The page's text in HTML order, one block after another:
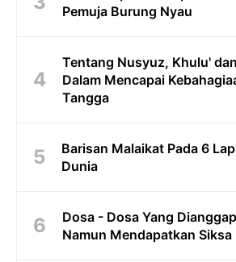
Pemuja Burung Nyau
Tentang Nusyuz, Khulu'
Dalam Mencapai
Tangga
Barisan Malaikat Pada 6
Dunia
Dosa - Dosa Yang
Namun Mendapatkan Siksa